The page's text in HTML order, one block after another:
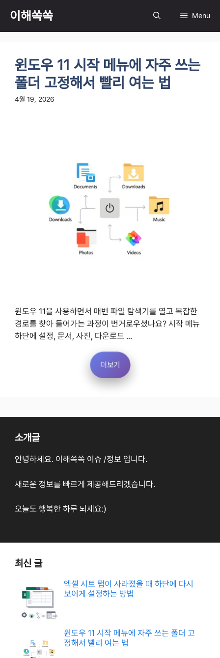
츠
이해쏙쏙 Menu
윈도우 11 시작 메뉴에 자주 쓰는
폴더 고정해서 빨리 여는 법
4월 19, 2026
윈도우 11을 사용하면서 매번 파일 탐색기를 열고 복잡한
경로를 찾아 들어가는 과정이 번거로우셨나요? 시작 메뉴
하단에 설정, 문서, 사진, 다운로드 ...
더보기
소개글
안녕하세요. 이해쏙쏙 이슈 /정보 입니다.
새로운 정보를 빠르게 제공해드리겠습니다.
오늘도 행복한 하루 되세요:)
최신 글
엑셀 시트 탭이 사라졌을 때 하단에 다시
보이게 설정하는 방법
윈도우 11 시작 메뉴에 자주 쓰는 폴더 고
정해서 빨리 여는 법